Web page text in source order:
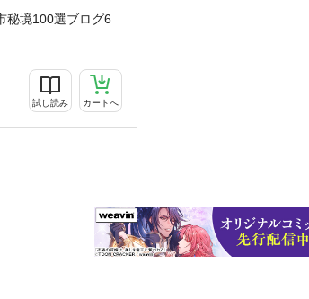
秘境100選ブログ6
試し読み カートへ